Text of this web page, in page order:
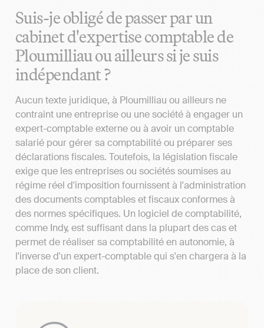
Suis-je obligé de passer par un
cabinet d'expertise comptable de
Ploumilliau ou ailleurs si je suis
indépendant ?
Aucun texte juridique, à Ploumilliau ou ailleurs ne
contraint une entreprise ou une société à engager un
expert-comptable externe ou à avoir un comptable
salarié pour gérer sa comptabilité ou préparer ses
déclarations fiscales. Toutefois, la législation fiscale
exige que les entreprises ou sociétés soumises au
régime réel d'imposition fournissent à l'administration
des documents comptables et fiscaux conformes à
des normes spécifiques. Un logiciel de comptabilité,
comme Indy, est suffisant dans la plupart des cas et
permet de réaliser sa comptabilité en autonomie, à
l'inverse d'un expert-comptable qui s'en chargera à la
place de son client.